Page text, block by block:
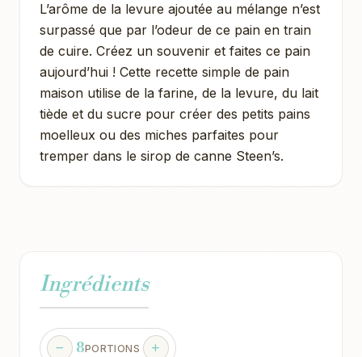
L’arôme de la levure ajoutée au mélange n’est
surpassé que par l’odeur de ce pain en train
de cuire. Créez un souvenir et faites ce pain
aujourd’hui ! Cette recette simple de pain
maison utilise de la farine, de la levure, du lait
tiède et du sucre pour créer des petits pains
moelleux ou des miches parfaites pour
tremper dans le sirop de canne Steen’s.
Ingrédients
8PORTIONS